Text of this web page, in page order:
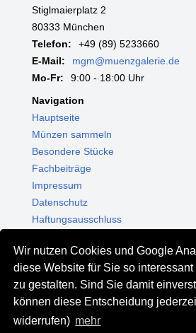
Wir nutzen Cookies und Google
diese Website für Sie so
zu gestalten. Sind Sie damit
können diese Entscheidung
widerrufen) mehr
Stiglmaierplatz 2
80333 München
Telefon:
+49 (89) 5233660
E-Mail:
mgm@muenzgalerie.de
Mo-Fr:
9:00 - 18:00 Uhr
Navigation
Hauptseite
Münzen sammeln
Besondere Stücke
Fachbeiträge
Impressum
Datenschutz
Haftungsausschluss
Shop - Online kaufen
Münzgalerie München
MGM Schmuck
MGM Pfand